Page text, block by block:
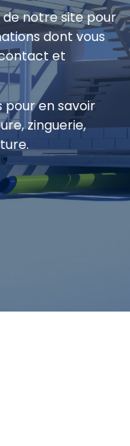
de notre site pour
dont vous
et
pour en savoir
zinguerie,